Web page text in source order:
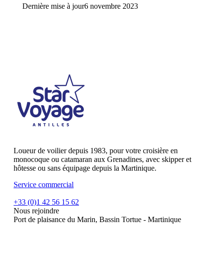
Dernière mise à jour6 novembre 2023
Loueur de voilier depuis 1983, pour votre croisière en
monocoque ou catamaran aux Grenadines, avec skipper et
hôtesse ou sans équipage depuis la Martinique.
Service commercial
+33 (0)1 42 56 15 62
Nous rejoindre
Port de plaisance du Marin, Bassin Tortue - Martinique